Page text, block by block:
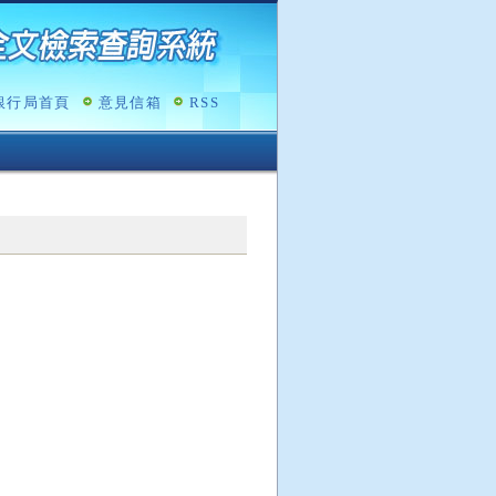
行局首頁 意見信箱 RSS